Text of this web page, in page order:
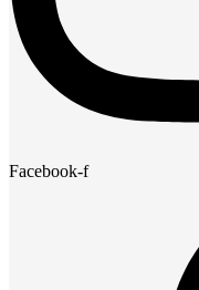
Facebook-f